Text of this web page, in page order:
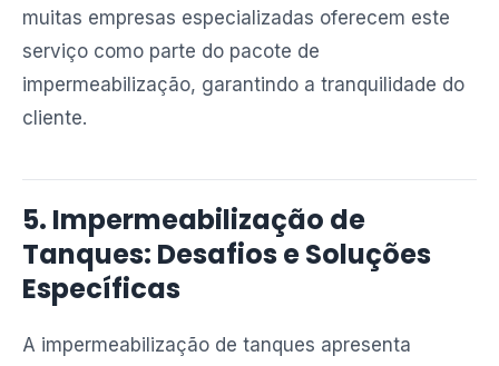
muitas empresas especializadas oferecem este
serviço como parte do pacote de
impermeabilização, garantindo a tranquilidade do
cliente.
5. Impermeabilização de
Tanques: Desafios e Soluções
Específicas
A impermeabilização de tanques apresenta